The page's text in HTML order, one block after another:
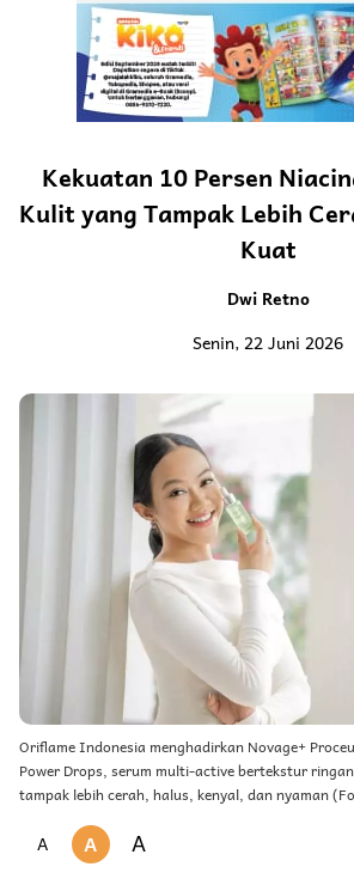
Kekuatan 10 Persen
Kulit yang Tampak Lebih
Kuat
Dwi Retno
Senin, 22 Juni 2026
Oriflame Indonesia menghadirkan Novage+
Power Drops, serum multi-active bertekstur
tampak lebih cerah, halus, kenyal, dan nyaman
A A A